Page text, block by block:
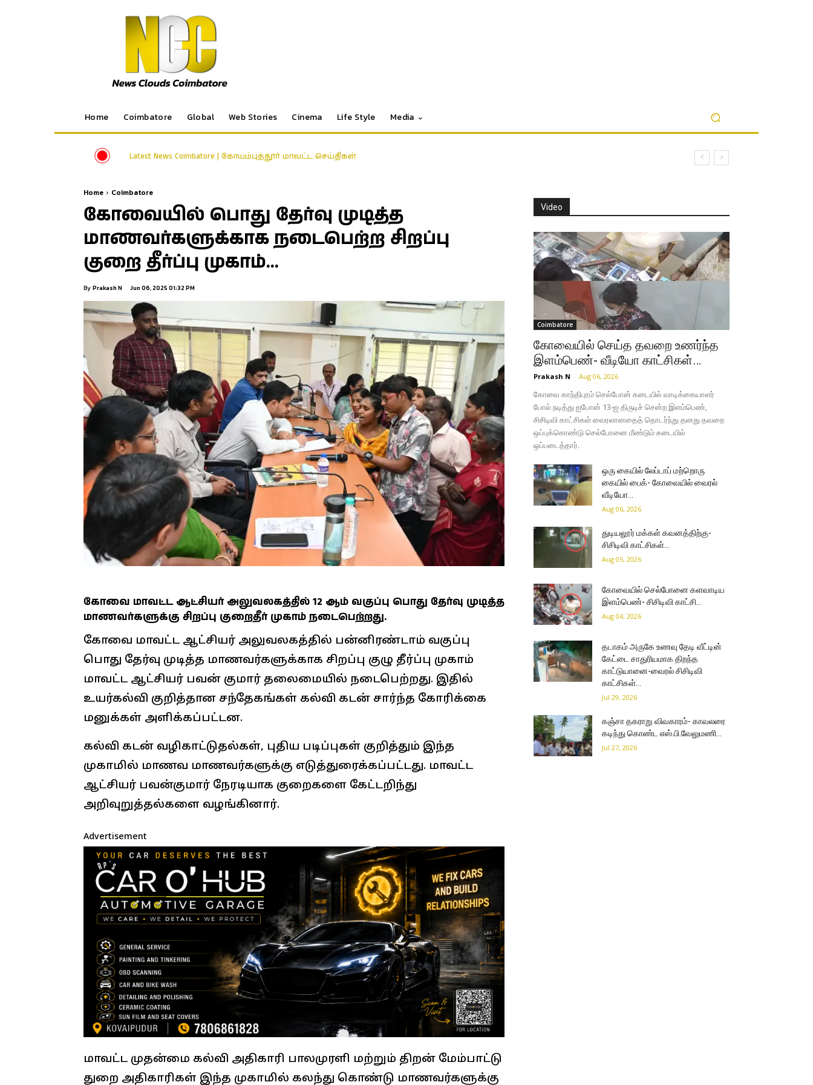
Home Coimbatore Global Web Stories Cinema Life Style Media
Latest News Coimbatore | கோயம்புத்தூர் மாவட்ட செய்திகள்
Home Coimbatore
கோவையில் பொது தேர்வு முடித்த
மாணவர்களுக்காக நடைபெற்ற சிறப்பு
குறை தீர்ப்பு முகாம்…
By Prakash N Jun 06, 2025 01:32 PM
கோவை மாவட்ட ஆட்சியர் அலுவலகத்தில் 12 ஆம் வகுப்பு பொது தேர்வு முடித்த
மாணவர்களுக்கு சிறப்பு குறைதீர் முகாம் நடைபெற்றது.
கோவை மாவட்ட ஆட்சியர் அலுவலகத்தில் பன்னிரண்டாம் வகுப்பு
பொது தேர்வு முடித்த மாணவர்களுக்காக சிறப்பு குழு தீர்ப்பு முகாம்
மாவட்ட ஆட்சியர் பவன் குமார் தலைமையில் நடைபெற்றது. இதில்
உயர்கல்வி குறித்தான சந்தேகங்கள் கல்வி கடன் சார்ந்த கோரிக்கை
மனுக்கள் அளிக்கப்பட்டன.
கல்வி கடன் வழிகாட்டுதல்கள், புதிய படிப்புகள் குறித்தும் இந்த
முகாமில் மாணவ மாணவர்களுக்கு எடுத்துரைக்கப்பட்டது. மாவட்ட
ஆட்சியர் பவன்குமார் நேரடியாக குறைகளை கேட்டறிந்து
அறிவுறுத்தல்களை வழங்கினார்.
Advertisement
மாவட்ட முதன்மை கல்வி அதிகாரி பாலமுரளி மற்றும் திறன் மேம்பாட்டு
துறை அதிகாரிகள் இந்த முகாமில் கலந்து கொண்டு மாணவர்களுக்கு
Video
Coimbatore
கோவையில் செய்த தவறை உணர்ந்த
இளம்பெண்- வீடியோ காட்சிகள்…
Prakash N - Aug 06, 2026
கோவை காந்திபுரம் செல்போன் கடையில் வாடிக்கையாளர்
போல் நடித்து ஐபோன் 13-ஐ திருடிச் சென்ற இளம்பெண்,
சிசிடிவி காட்சிகள் வைரலானதைத் தொடர்ந்து தனது தவறை
ஒப்புக்கொண்டு செல்போனை மீண்டும் கடையில்
ஒப்படைத்தார்.
ஒரு கையில் லேப்டாப் மற்றொரு
கையில் பைக்- கோவையில் வைரல்
வீடியோ…
Aug 06, 2026
துடியலூர் மக்கள் கவனத்திற்கு-
சிசிடிவி காட்சிகள்…
Aug 05, 2026
கோவையில் செல்போனை களவாடிய
இளம்பெண்- சிசிடிவி காட்சி…
Aug 04, 2026
தடாகம் அருகே உணவு தேடி வீட்டின்
கேட்டை சாதுரியமாக திறந்த
காட்டுயானை-வைரல் சிசிடிவி
காட்சிகள்…
Jul 29, 2026
கஞ்சா தகராறு விவகாரம்- காவலரை
கடிந்து கொண்ட எஸ்.பி.வேலுமணி…
Jul 27, 2026